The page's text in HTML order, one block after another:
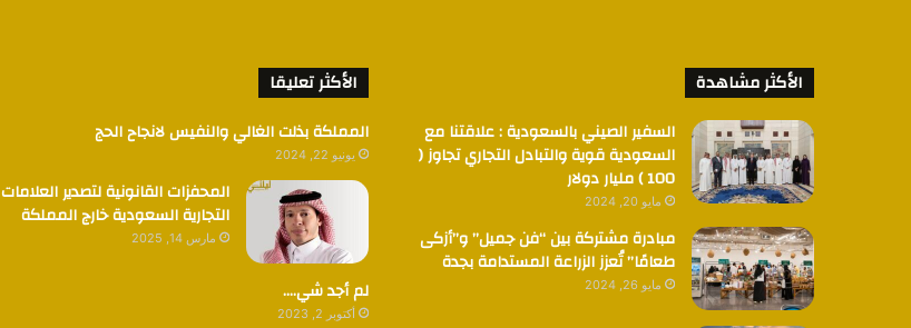
الأكثر مشاهدة
السفير الصيني بالسعودية : علاقتنا مع
السعودية قوية والتبادل التجاري تجاوز (
100 ) مليار دولار
مايو 20, 2024
مبادرة مشتركة بين “فن جميل” و”أزكى
طعامًا” تُعزز الزراعة المستدامة بجدة
مايو 26, 2024
الأكثر تعليقا
المملكة بذلت الغالي والنفيس لانجاح الحج
يونيو 22, 2024
المحفزات القانونية لتصدير العلامات
التجارية السعودية خارج المملكة
مارس 14, 2025
لم أجد شي….
أكتوبر 2, 2023